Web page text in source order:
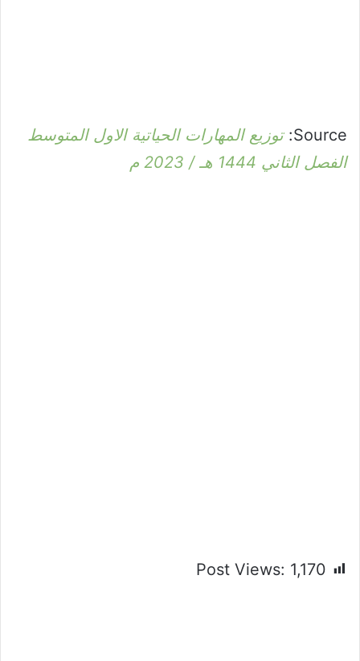
Source: توزيع المهارات الحياتية الاول المتوسط
الفصل الثاني 1444 هـ / 2023 م
Post Views: 1,170